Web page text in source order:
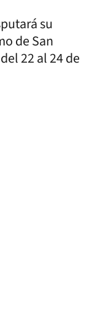
su
de San
22 al 24 de